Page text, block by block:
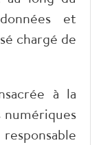
et
chargé de
à la